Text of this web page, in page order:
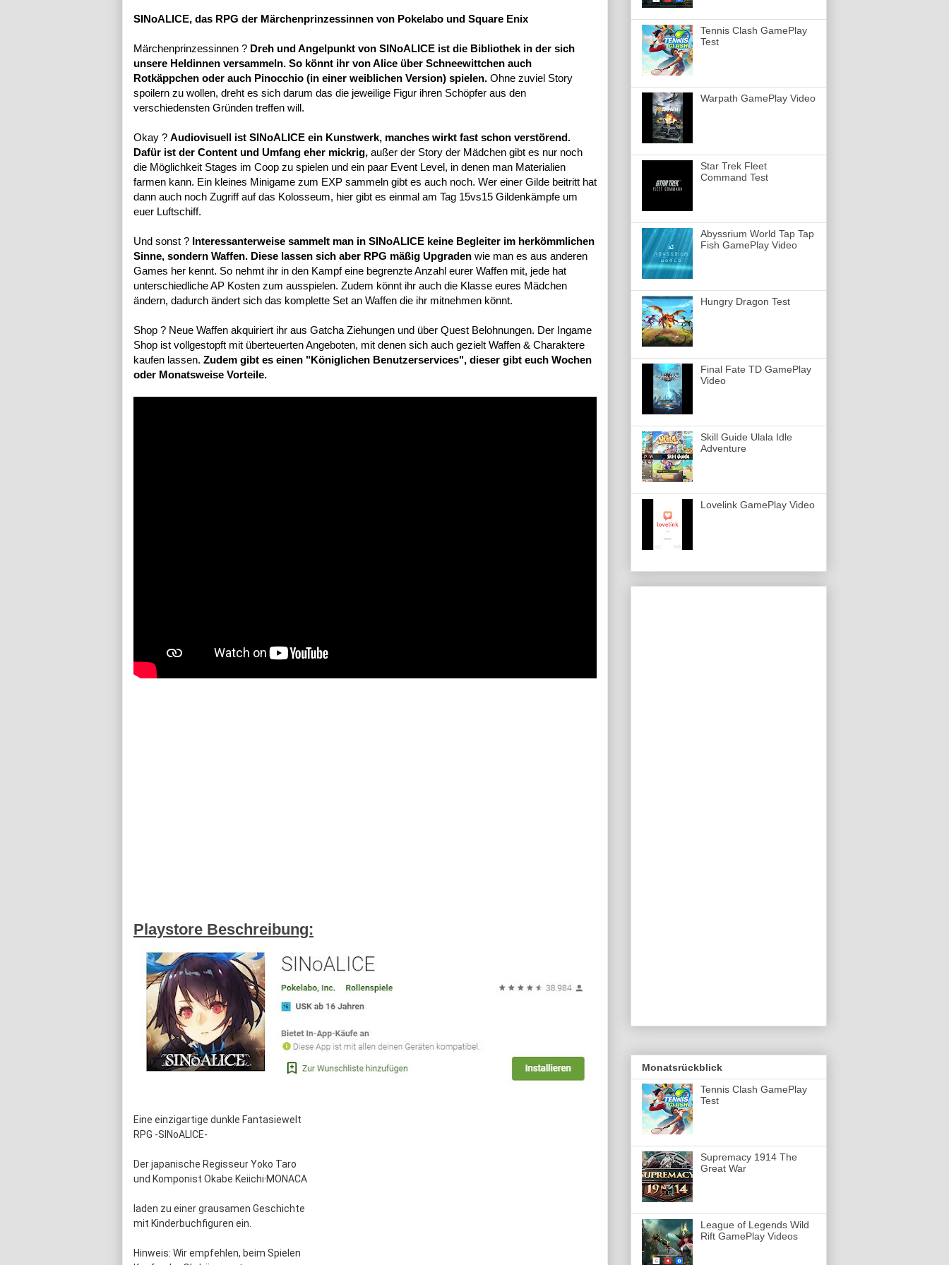
SINoALICE, das RPG der Märchenprinzessinnen von Pokelabo und Square Enix
Märchenprinzessinnen ? Dreh und Angelpunkt von SINoALICE ist die Bibliothek in der sich
unsere Heldinnen versammeln. So könnt ihr von Alice über Schneewittchen auch
Rotkäppchen oder auch Pinocchio (in einer weiblichen Version) spielen. Ohne zuviel Story
spoilern zu wollen, dreht es sich darum das die jeweilige Figur ihren Schöpfer aus den
verschiedensten Gründen treffen will.
Okay ? Audiovisuell ist SINoALICE ein Kunstwerk, manches wirkt fast schon verstörend.
Dafür ist der Content und Umfang eher mickrig, außer der Story der Mädchen gibt es nur noch
die Möglichkeit Stages im Coop zu spielen und ein paar Event Level, in denen man Materialien
farmen kann. Ein kleines Minigame zum EXP sammeln gibt es auch noch. Wer einer Gilde beitritt hat
dann auch noch Zugriff auf das Kolosseum, hier gibt es einmal am Tag 15vs15 Gildenkämpfe um
euer Luftschiff.
Und sonst ? Interessanterweise sammelt man in SINoALICE keine Begleiter im herkömmlichen
Sinne, sondern Waffen. Diese lassen sich aber RPG mäßig Upgraden wie man es aus anderen
Games her kennt. So nehmt ihr in den Kampf eine begrenzte Anzahl eurer Waffen mit, jede hat
unterschiedliche AP Kosten zum ausspielen. Zudem könnt ihr auch die Klasse eures Mädchen
ändern, dadurch ändert sich das komplette Set an Waffen die ihr mitnehmen könnt.
Shop ? Neue Waffen akquiriert ihr aus Gatcha Ziehungen und über Quest Belohnungen. Der Ingame
Shop ist vollgestopft mit überteuerten Angeboten, mit denen sich auch gezielt Waffen & Charaktere
kaufen lassen. Zudem gibt es einen "Königlichen Benutzerservices", dieser gibt euch Wochen
oder Monatsweise Vorteile.
Playstore Beschreibung:
Eine einzigartige dunkle Fantasiewelt
RPG -SINoALICE-
Der japanische Regisseur Yoko Taro
und Komponist Okabe Keiichi·MONACA
laden zu einer grausamen Geschichte
mit Kinderbuchfiguren ein.
Hinweis: Wir empfehlen, beim Spielen
Tennis Clash GamePlay
Test
Warpath GamePlay Video
Star Trek Fleet
Command Test
Abyssrium World Tap Tap
Fish GamePlay Video
Hungry Dragon Test
Final Fate TD GamePlay
Video
Skill Guide Ulala Idle
Adventure
Lovelink GamePlay Video
Monatsrückblick
Tennis Clash GamePlay
Test
Supremacy 1914 The
Great War
League of Legends Wild
Rift GamePlay Videos